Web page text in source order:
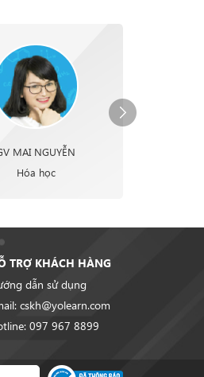
MAI NGUYỄN
Hóa học
TRỢ KHÁCH HÀNG
dẫn sử dụng
cskh@yolearn.com
097 967 8899